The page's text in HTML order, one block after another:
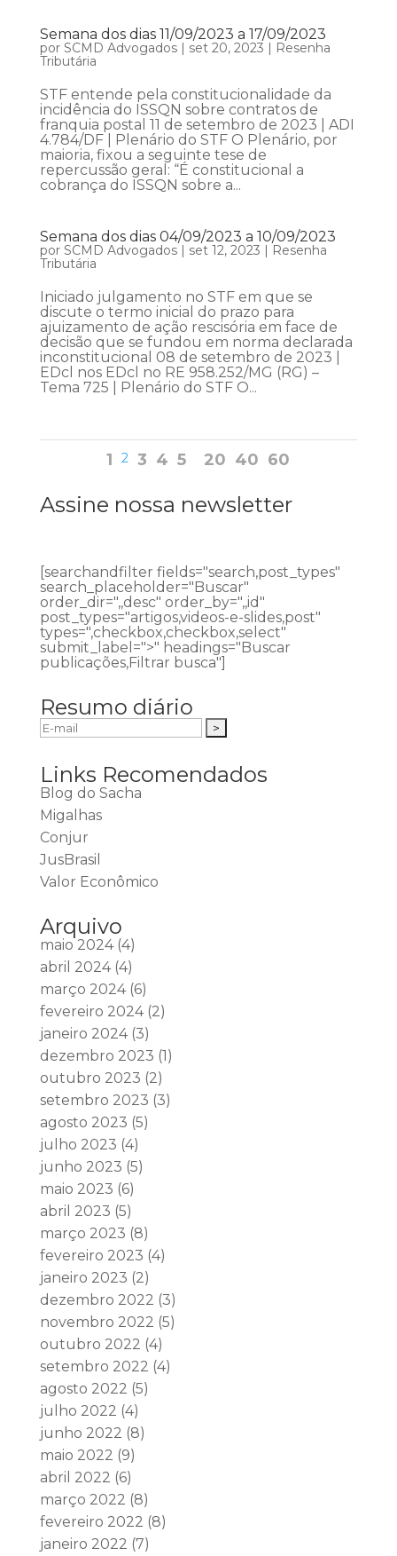
Semana dos dias 11/09/2023 a 17/09/2023
por SCMD Advogados| set 20, 2023 | Resenha
Tributária
STF entende pela constitucionalidade da
incidência do ISSQN sobre contratos de
franquia postal 11 de setembro de 2023 | ADI
4.784/DF | Plenário do STF O Plenário, por
maioria, fixou a seguinte tese de
repercussão geral: “É constitucional a
cobrança do ISSQN sobre a...
Semana dos dias 04/09/2023 a 10/09/2023
por SCMD Advogados| set 12, 2023 | Resenha
Tributária
Iniciado julgamento no STF em que se
discute o termo inicial do prazo para
ajuizamento de ação rescisória em face de
decisão que se fundou em norma declarada
inconstitucional 08 de setembro de 2023 |
EDcl nos EDcl no RE 958.252/MG (RG) –
Tema 725 | Plenário do STF O...
1 2 3 4 5 20 40 60
Assine nossa newsletter
[searchandfilter fields="search,post_types"
search_placeholder="Buscar"
order_dir=",,desc" order_by=",,id"
post_types="artigos,videos-e-slides,post"
types=",checkbox,checkbox,select"
submit_label=">" headings="Buscar
publicações,Filtrar busca"]
Resumo diário
Links Recomendados
Blog do Sacha
Migalhas
Conjur
JusBrasil
Valor Econômico
Arquivo
maio 2024(4)
abril 2024(4)
março 2024(6)
fevereiro 2024(2)
janeiro 2024(3)
dezembro 2023 (1)
outubro 2023 (2)
setembro 2023 (3)
agosto 2023 (5)
julho 2023 (4)
junho 2023 (5)
maio 2023 (6)
abril 2023 (5)
março 2023 (8)
fevereiro 2023 (4)
janeiro 2023 (2)
dezembro 2022 (3)
novembro 2022 (5)
outubro 2022 (4)
setembro 2022 (4)
agosto 2022 (5)
julho 2022 (4)
junho 2022 (8)
maio 2022 (9)
abril 2022 (6)
março 2022 (8)
fevereiro 2022 (8)
janeiro 2022 (7)